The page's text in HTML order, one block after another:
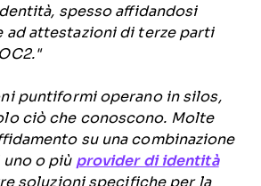
spesso affidandosi
ad attestazioni di terze parti
puntiformi operano in silos,
ciò che conoscono. Molte
su una combinazione
uno o più provider di identità
soluzioni specifiche per la